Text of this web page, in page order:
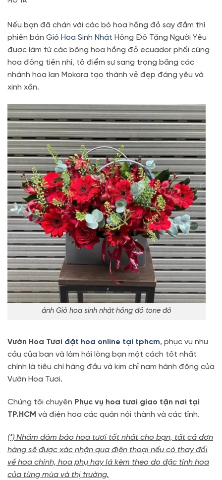
Nếu bạn đã chán với các bó hoa hồng đỏ say đắm thì
phiên bản Giỏ Hoa Sinh Nhật Hồng Đỏ Tặng Người Yêu
được làm từ các bông hoa hồng đỏ ecuador phối cùng
hoa đồng tiền nhí, tô điểm sự sang trọng bằng các
nhánh hoa lan Mokara tạo thành vẻ đẹp đáng yêu và
xinh xắn.
ảnh Giỏ hoa sinh nhật hồng đỏ tone đỏ
Vườn Hoa Tươi đặt hoa online tại tphcm, phục vụ nhu
cầu của bạn và làm hài lòng bạn một cách tốt nhất
chính là tiêu chí hàng đầu và kim chỉ nam hành động của
Vườn Hoa Tươi.
Chúng tôi chuyên Phục vụ hoa tươi giao tận nơi tại
TP.HCM và điện hoa các quận nội thành và các tỉnh.
(*) Nhằm đảm bảo hoa tươi tốt nhất cho bạn, tất cả đơn
hàng sẽ được xác nhận qua điện thoại nếu có thay đổi
về hoa chính, hoa phụ hay lá kèm theo do đặc tính hoa
của từng mùa và thị trường.